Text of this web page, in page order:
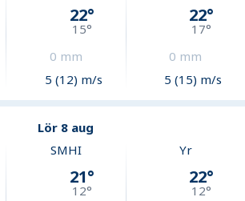
22°
15°
0 mm
5 (12) m/s
22°
17°
0 mm
5 (15) m/s
Lör 8 aug
SMHI
21°
12°
Yr
22°
12°